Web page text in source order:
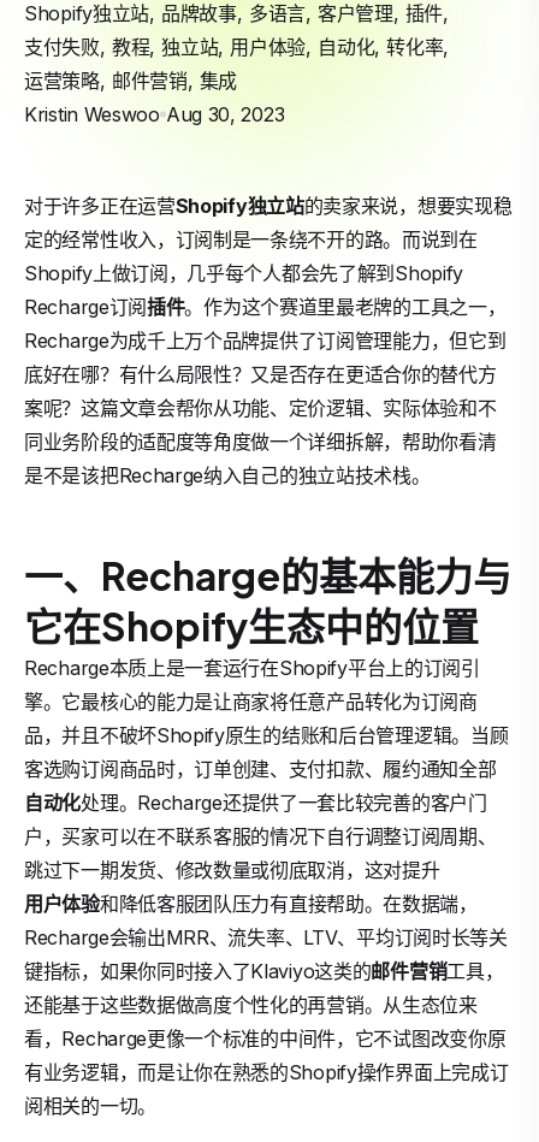
Shopify独立站, 品牌故事, 多语言, 客户管理, 插件,
支付失败, 教程,独立站, 用户体验, 自动化,转化率,
运营策略, 邮件营销, 集成
Kristin Weswoo Aug 30, 2023
对于许多正在运营Shopify独立站的卖家来说，想要实现稳
定的经常性收入，订阅制是一条绕不开的路。而说到在
Shopify上做订阅，几乎每个人都会先了解到Shopify
Recharge订阅插件。作为这个赛道里最老牌的工具之一，
Recharge为成千上万个品牌提供了订阅管理能力，但它到
底好在哪？有什么局限性？又是否存在更适合你的替代方
案呢？这篇文章会帮你从功能、定价逻辑、实际体验和不
同业务阶段的适配度等角度做一个详细拆解，帮助你看清
是不是该把Recharge纳入自己的独立站技术栈。
一、Recharge的基本能力与
它在Shopify生态中的位置
Recharge本质上是一套运行在Shopify平台上的订阅引
擎。它最核心的能力是让商家将任意产品转化为订阅商
品，并且不破坏Shopify原生的结账和后台管理逻辑。当顾
客选购订阅商品时，订单创建、支付扣款、履约通知全部
自动化处理。Recharge还提供了一套比较完善的客户门
户，买家可以在不联系客服的情况下自行调整订阅周期、
跳过下一期发货、修改数量或彻底取消，这对提升
用户体验和降低客服团队压力有直接帮助。在数据端，
Recharge会输出MRR、流失率、LTV、平均订阅时长等关
键指标，如果你同时接入了Klaviyo这类的邮件营销工具，
还能基于这些数据做高度个性化的再营销。从生态位来
看，Recharge更像一个标准的中间件，它不试图改变你原
有业务逻辑，而是让你在熟悉的Shopify操作界面上完成订
阅相关的一切。